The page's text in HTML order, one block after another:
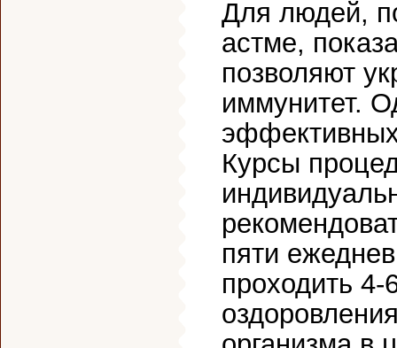
Для людей,
астме,
позволяют
иммунитет.
Курсы
пяти
проходить 4-